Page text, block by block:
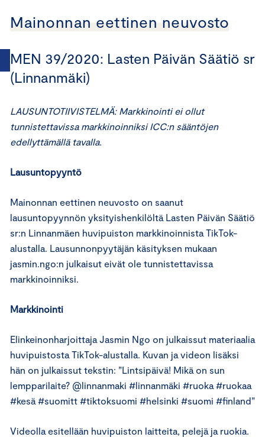
Mainonnan eettinen neuvosto
MEN 39/2020: Lasten Päivän Säätiö sr
(Linnanmäki)
LAUSUNTOTIIVISTELMÄ: Markkinointi ei ollut
tunnistettavissa markkinoinniksi ICC:n sääntöjen
edellyttämällä tavalla.
Lausuntopyyntö
Mainonnan eettinen neuvosto on saanut
lausuntopyynnön yksityishenkilöltä Lasten Päivän Säätiö
sr:n Linnanmäen huvipuiston markkinoinnista TikTok-
alustalla. Lausunnonpyytäjän käsityksen mukaan
jasmin.ngo:n julkaisut eivät ole tunnistettavissa
markkinoinniksi.
Markkinointi
Elinkeinonharjoittaja Jasmin Ngo on julkaissut materiaalia
huvipuistosta TikTok-alustalla. Kuvan ja videon lisäksi
hän on julkaissut tekstin: ”Lintsipäivä! Mikä on sun
lempparilaite? @linnanmaki #linnanmäki #ruoka #ruokaa
#kesä #suomitt #tiktoksuomi #helsinki #suomi #finland”
Videolla esitellään huvipuiston laitteita, pelejä ja ruokia.